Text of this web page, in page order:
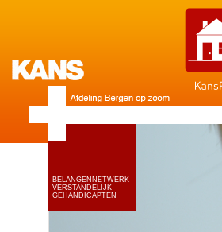
BELANGENNETWERK
VERSTANDELIJK
GEHANDICAPTEN